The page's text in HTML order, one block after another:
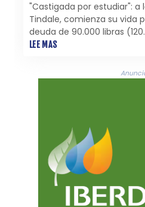
"Castigada por estudiar": a
Tindale, comienza su vida
deuda de 90.000 libras
Graduada en Literatura
endeudarse para pagar su
LEE MAS